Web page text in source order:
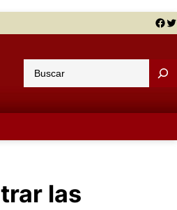
Facebook Twitter
u
a
las